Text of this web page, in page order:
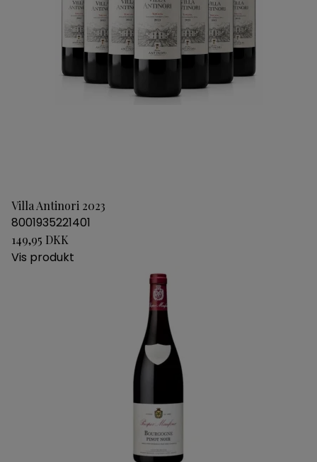
Villa Antinori 2023
8001935221401
149,95 DKK
Vis produkt